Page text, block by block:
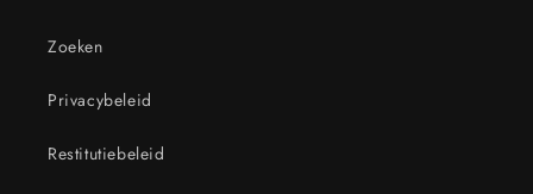
Zoeken
Privacybeleid
Restitutiebeleid